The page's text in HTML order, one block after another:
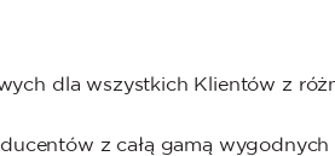
dla wszystkich Klientów z
z całą gamą